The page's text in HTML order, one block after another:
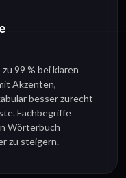
99 % bei klaren
Akzenten,
besser zurecht
Fachbegriffe
Wörterbuch
zu steigern.